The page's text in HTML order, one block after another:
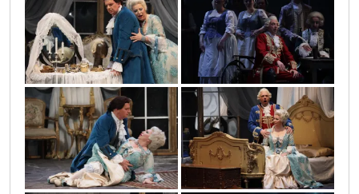
0o3a4297 0o3a3659
0o3a4330 0o3a4046